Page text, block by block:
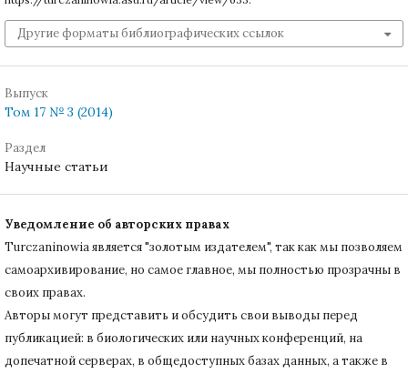
Другие форматы библиографических ссылок
Выпуск
Том 17 № 3 (2014)
Раздел
Научные статьи
Уведомление об авторских правах
Turczaninowiа является "золотым издателем", так как мы позволяем
самоархивирование, но самое главное, мы полностью прозрачны в
своих правах.
Авторы могут представить и обсудить свои выводы перед
публикацией: в биологических или научных конференций, на
допечатной серверах, в общедоступных базах данных, а также в